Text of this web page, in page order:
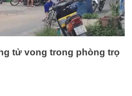
tử vong trong phòng trọ